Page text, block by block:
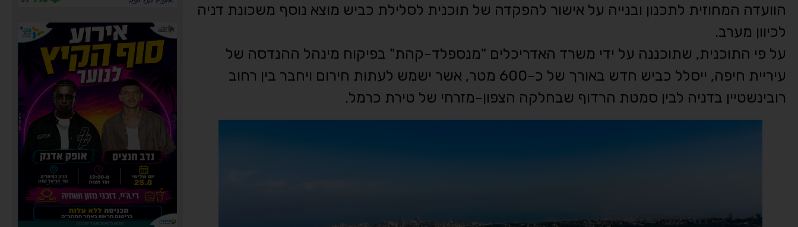
הוועדה המחוזית לתכנון ובנייה על אישור להפקדה של תוכנית לסלילת כביש מוצא נוסף משכונת דניה
לכיוון מערב.
על פי התוכנית, שתוכננה על ידי משרד האדריכלים "מנספלד-קהת" בפיקוח מינהל ההנדסה של
עיריית חיפה, ייסלל כביש חדש באורך של כ-600 מטר, אשר ישמש לעתות חירום ויחבר בין רחוב
רובינשטיין בדניה לבין סמטת הרדוף שבחלקה הצפון-מזרחי של טירת כרמל.